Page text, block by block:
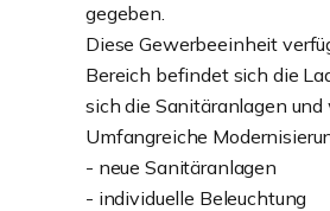
gegeben.
Diese Gewerbeeinheit
Bereich befindet sich die
sich die Sanitäranlagen
Umfangreiche
- neue Sanitäranlagen
- individuelle Beleuchtung